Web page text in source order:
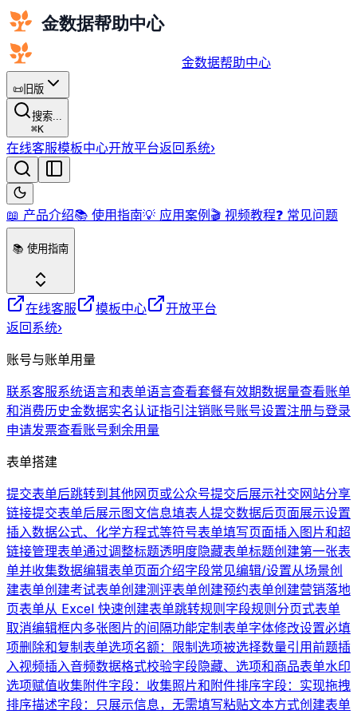
金数据帮助中心
📜 旧版
搜索...
⌘K
在线客服模板中心开放平台返回系统›
📖 产品介绍📚 使用指南💡 应用案例 🎬 视频教程❓ 常见问题
📚 使用指南
在线客服 模板中心
开放平台
返回系统›
账号与账单用量
联系客服系统语言和表单语言查看套餐有效期数据量查看账单
和消费历史金数据实名认证指引注销账号账号设置注册与登录
申请发票查看账号剩余用量
表单搭建
提交表单后跳转到其他网页或公众号提交后展示社交网站分享
链接提交表单后展示图文信息填表人提交数据后页面展示设置
插入数据公式、化学方程式等符号表单填写页面插入图片和超
链接管理表单通过调整标题透明度隐藏表单标题创建第一张表
单并收集数据编辑表单页面介绍字段常见编辑/设置从场景创
建表单创建考试表单创建测评表单创建预约表单创建营销落地
页表单从 Excel 快速创建表单跳转规则字段规则分页式表单
取消编辑框内多张图片的间隔功能定制表单字体修改设置必填
项删除和复制表单选项名额：限制选项被选择数量引用前题插
入视频插入音频数据格式校验字段隐藏、选项和商品表单水印
选项赋值收集附件字段：收集照片和附件排序字段：实现拖拽
排序描述字段：只展示信息，无需填写粘贴文本方式创建表单